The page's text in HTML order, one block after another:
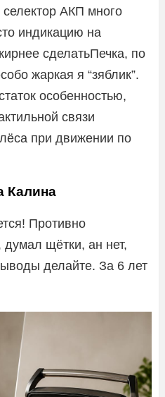
АКП много
индикацию на
сделатьПечка, по
жаркая я “зяблик”.
особенностью,
связи
при движении по
Калина
Противно
думал щётки, ан нет,
делайте. За 6 лет